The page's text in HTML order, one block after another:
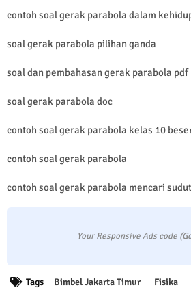
contoh soal gerak parabola dalam
soal gerak parabola pilihan ganda
soal dan pembahasan gerak parabola pdf
soal gerak parabola doc
contoh soal gerak parabola kelas 10
contoh soal gerak parabola
contoh soal gerak parabola mencari
Your Responsive Ads code
Tags Bimbel Jakarta Timur Fisika